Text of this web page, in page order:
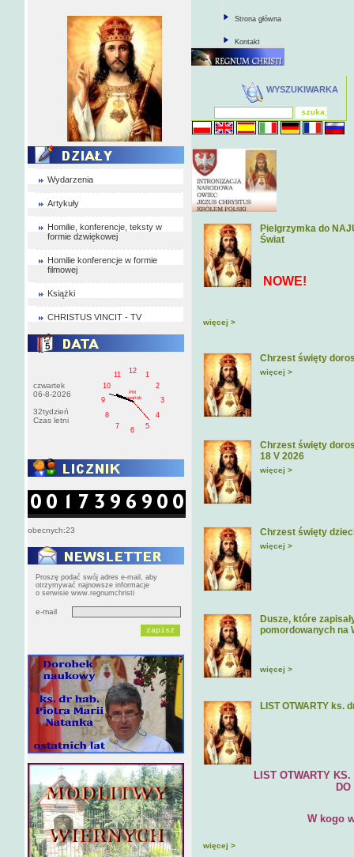
Wydarzenia
Artykuły
Homilie, konferencje, teksty w
formie dzwiękowej
Homilie konferencje w formie
filmowej
Książki
CHRISTUS VINCIT - TV
czwartek
06-8-2026
32tydzień
Czas letni
1
2
3
4
5
6
7
8
9
10
11
12
PM
czwartek
obecnych:23
Proszę podać swój adres e-mail, aby
otrzymywać najnowsze informacje
o serwisie www.regnumchristi
e-mail
Strona główna
Kontakt
WYSZUKIWARKA
Pielgrzymka do
Świat
NOWE!
więcej >
Chrzest święty
więcej >
Chrzest święty
18 V 2026
więcej >
Chrzest święty
więcej >
Dusze, które
pomordowanych na
więcej >
LIST OTWARTY ks.
LIST OTWARTY KS. DR
DO
W kogo
więcej >